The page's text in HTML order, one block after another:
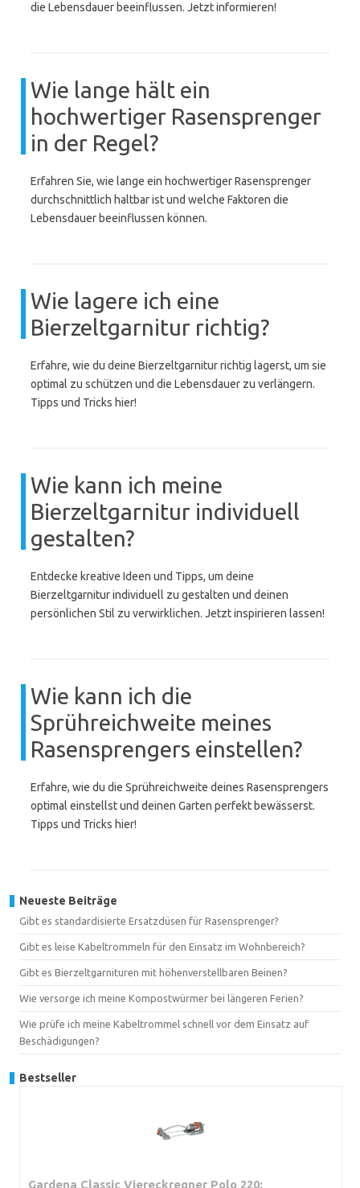
die Lebensdauer beeinflussen. Jetzt informieren!
Wie lange hält ein
hochwertiger Rasensprenger
in der Regel?
Erfahren Sie, wie lange ein hochwertiger Rasensprenger
durchschnittlich haltbar ist und welche Faktoren die
Lebensdauer beeinflussen können.
Wie lagere ich eine
Bierzeltgarnitur richtig?
Erfahre, wie du deine Bierzeltgarnitur richtig lagerst, um sie
optimal zu schützen und die Lebensdauer zu verlängern.
Tipps und Tricks hier!
Wie kann ich meine
Bierzeltgarnitur individuell
gestalten?
Entdecke kreative Ideen und Tipps, um deine
Bierzeltgarnitur individuell zu gestalten und deinen
persönlichen Stil zu verwirklichen. Jetzt inspirieren lassen!
Wie kann ich die
Sprühreichweite meines
Rasensprengers einstellen?
Erfahre, wie du die Sprühreichweite deines Rasensprengers
optimal einstellst und deinen Garten perfekt bewässerst.
Tipps und Tricks hier!
Neueste Beiträge
Gibt es standardisierte Ersatzdüsen für Rasensprenger?
Gibt es leise Kabeltrommeln für den Einsatz im Wohnbereich?
Gibt es Bierzeltgarnituren mit höhenverstellbaren Beinen?
Wie versorge ich meine Kompostwürmer bei längeren Ferien?
Wie prüfe ich meine Kabeltrommel schnell vor dem Einsatz auf
Beschädigungen?
Bestseller
Gardena Classic Viereckregner Polo 220: